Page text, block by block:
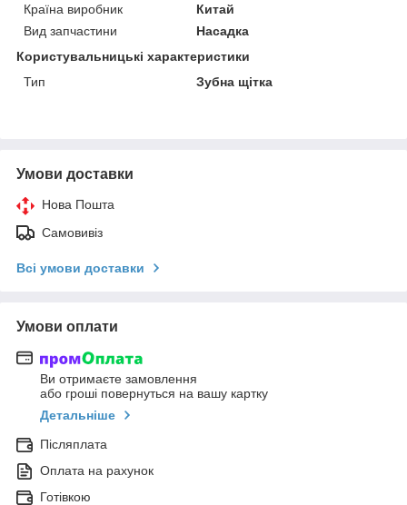
Країна виробник
Китай
Вид запчастини
Насадка
Користувальницькі характеристики
Тип
Зубна щітка
Умови доставки
Нова Пошта
Самовивіз
Всі умови доставки
Умови оплати
Ви отримаєте замовлення
або гроші повернуться на вашу картку
Детальніше
Післяплата
Оплата на рахунок
Готівкою